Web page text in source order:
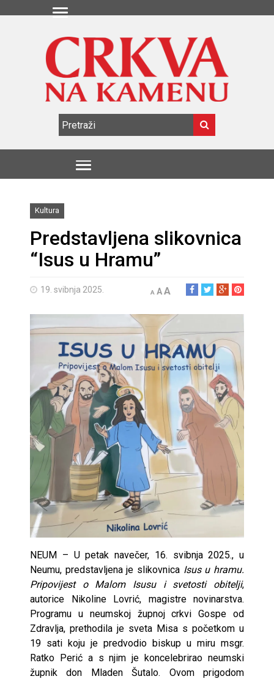
Kultura
Predstavljena slikovnica
“Isus u Hramu”
19. svibnja 2025. A AA
NEUM – U petak navečer, 16. svibnja 2025., u
Neumu, predstavljena je slikovnica Isus u hramu.
Pripovijest o Malom Isusu i svetosti obitelji,
autorice Nikoline Lovrić, magistre novinarstva.
Programu u neumskoj župnoj crkvi Gospe od
Zdravlja, prethodila je sveta Misa s početkom u
19 sati koju je predvodio biskup u miru msgr.
Ratko Perić a s njim je koncelebrirao neumski
župnik don Mladen Šutalo. Ovom prigodom